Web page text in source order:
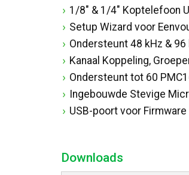
1/8" & 1/4" Koptelefoon
Setup Wizard voor
Ondersteunt 48 kHz &
Kanaal Koppeling,
Ondersteunt tot 60
Ingebouwde Stevige
USB-poort voor
Downloads